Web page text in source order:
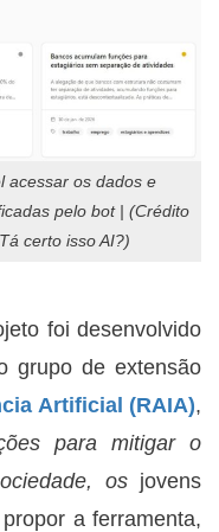
acessar os dados e
pelo bot | (Crédito
certo isso AI?)
foi desenvolvido
grupo de extensão
Artificial (RAIA),
para mitigar o
os jovens
a ferramenta,